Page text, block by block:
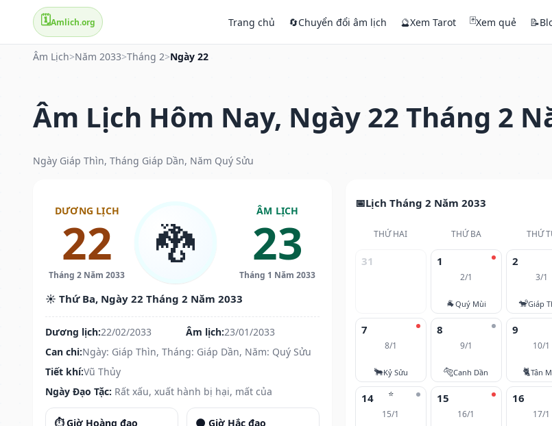
🗓️Amlich.org Trang chủ 🔄Chuyển đổi âm lịch 🔮Xem Tarot 🃏Xem quẻ 📝
Âm Lịch>Năm 2033>Tháng 2>Ngày 22
Âm Lịch Hôm Nay, Ngày 22 Tháng 2
Ngày Giáp Thìn, Tháng Giáp Dần, Năm Quý Sửu
DƯƠNG LỊCH
22
Tháng 2 Năm 2033
🐉
ÂM LỊCH
23
Tháng 1 Năm 2033
☀️ Thứ Ba, Ngày 22 Tháng 2 Năm 2033
Dương lịch:22/02/2033 Âm lịch:23/01/2033
Can chi:Ngày: Giáp Thìn, Tháng: Giáp Dần, Năm: Quý Sửu
Tiết khí:Vũ Thủy
Ngày Đạo Tặc: Rất xấu, xuất hành bị hại, mất của
⏱️ Giờ Hoàng đạo 🌑 Giờ Hắc đạo
Lịch Tháng 2 Năm 2033
THỨ HAI THỨ BA THỨ
31 1
2/1
🐐Quý Mùi
2
3/1
🐒Giáp
7
8/1
🐂Kỷ Sửu
8
9/1
🐅Canh Dần
9
10/1
🐈Tân
⭐
14
15/1
15
16/1
16
17/1